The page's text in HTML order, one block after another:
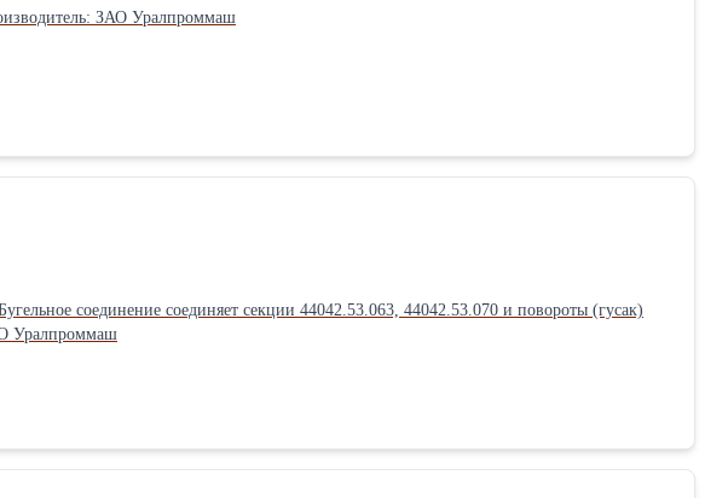
ЗАО Уралпроммаш
соединение соединяет секции 44042.53.063, 44042.53.070 и повороты (гусак)
Уралпроммаш